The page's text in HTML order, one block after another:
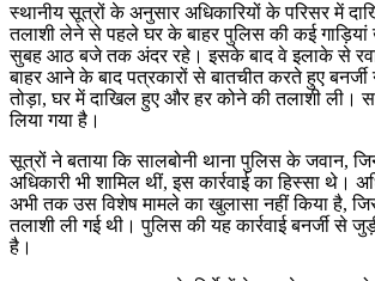
स्थानीय सूत्रों के अनुसार अधिकारियों के परिसर में
तलाशी लेने से पहले घर के बाहर पुलिस की कई गाड़ियां
सुबह आठ बजे तक अंदर रहे। इसके बाद वे इलाके से
बाहर आने के बाद पत्रकारों से बातचीत करते हुए बनर्जी
तोड़ा, घर में दाखिल हुए और हर कोने की तलाशी ली।
लिया गया है।
सूत्रों ने बताया कि सालबोनी थाना पुलिस के जवान,
अधिकारी भी शामिल थीं, इस कार्रवाई का हिस्सा थे।
अभी तक उस विशेष मामले का खुलासा नहीं किया है,
तलाशी ली गई थी। पुलिस की यह कार्रवाई बनर्जी से
है।